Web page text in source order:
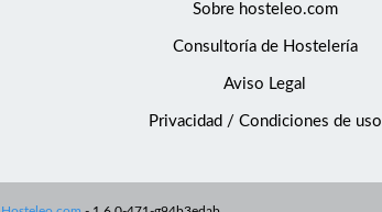
Sobre hosteleo.com
Consultoría de Hostelería
Aviso Legal
Privacidad / Condiciones de uso